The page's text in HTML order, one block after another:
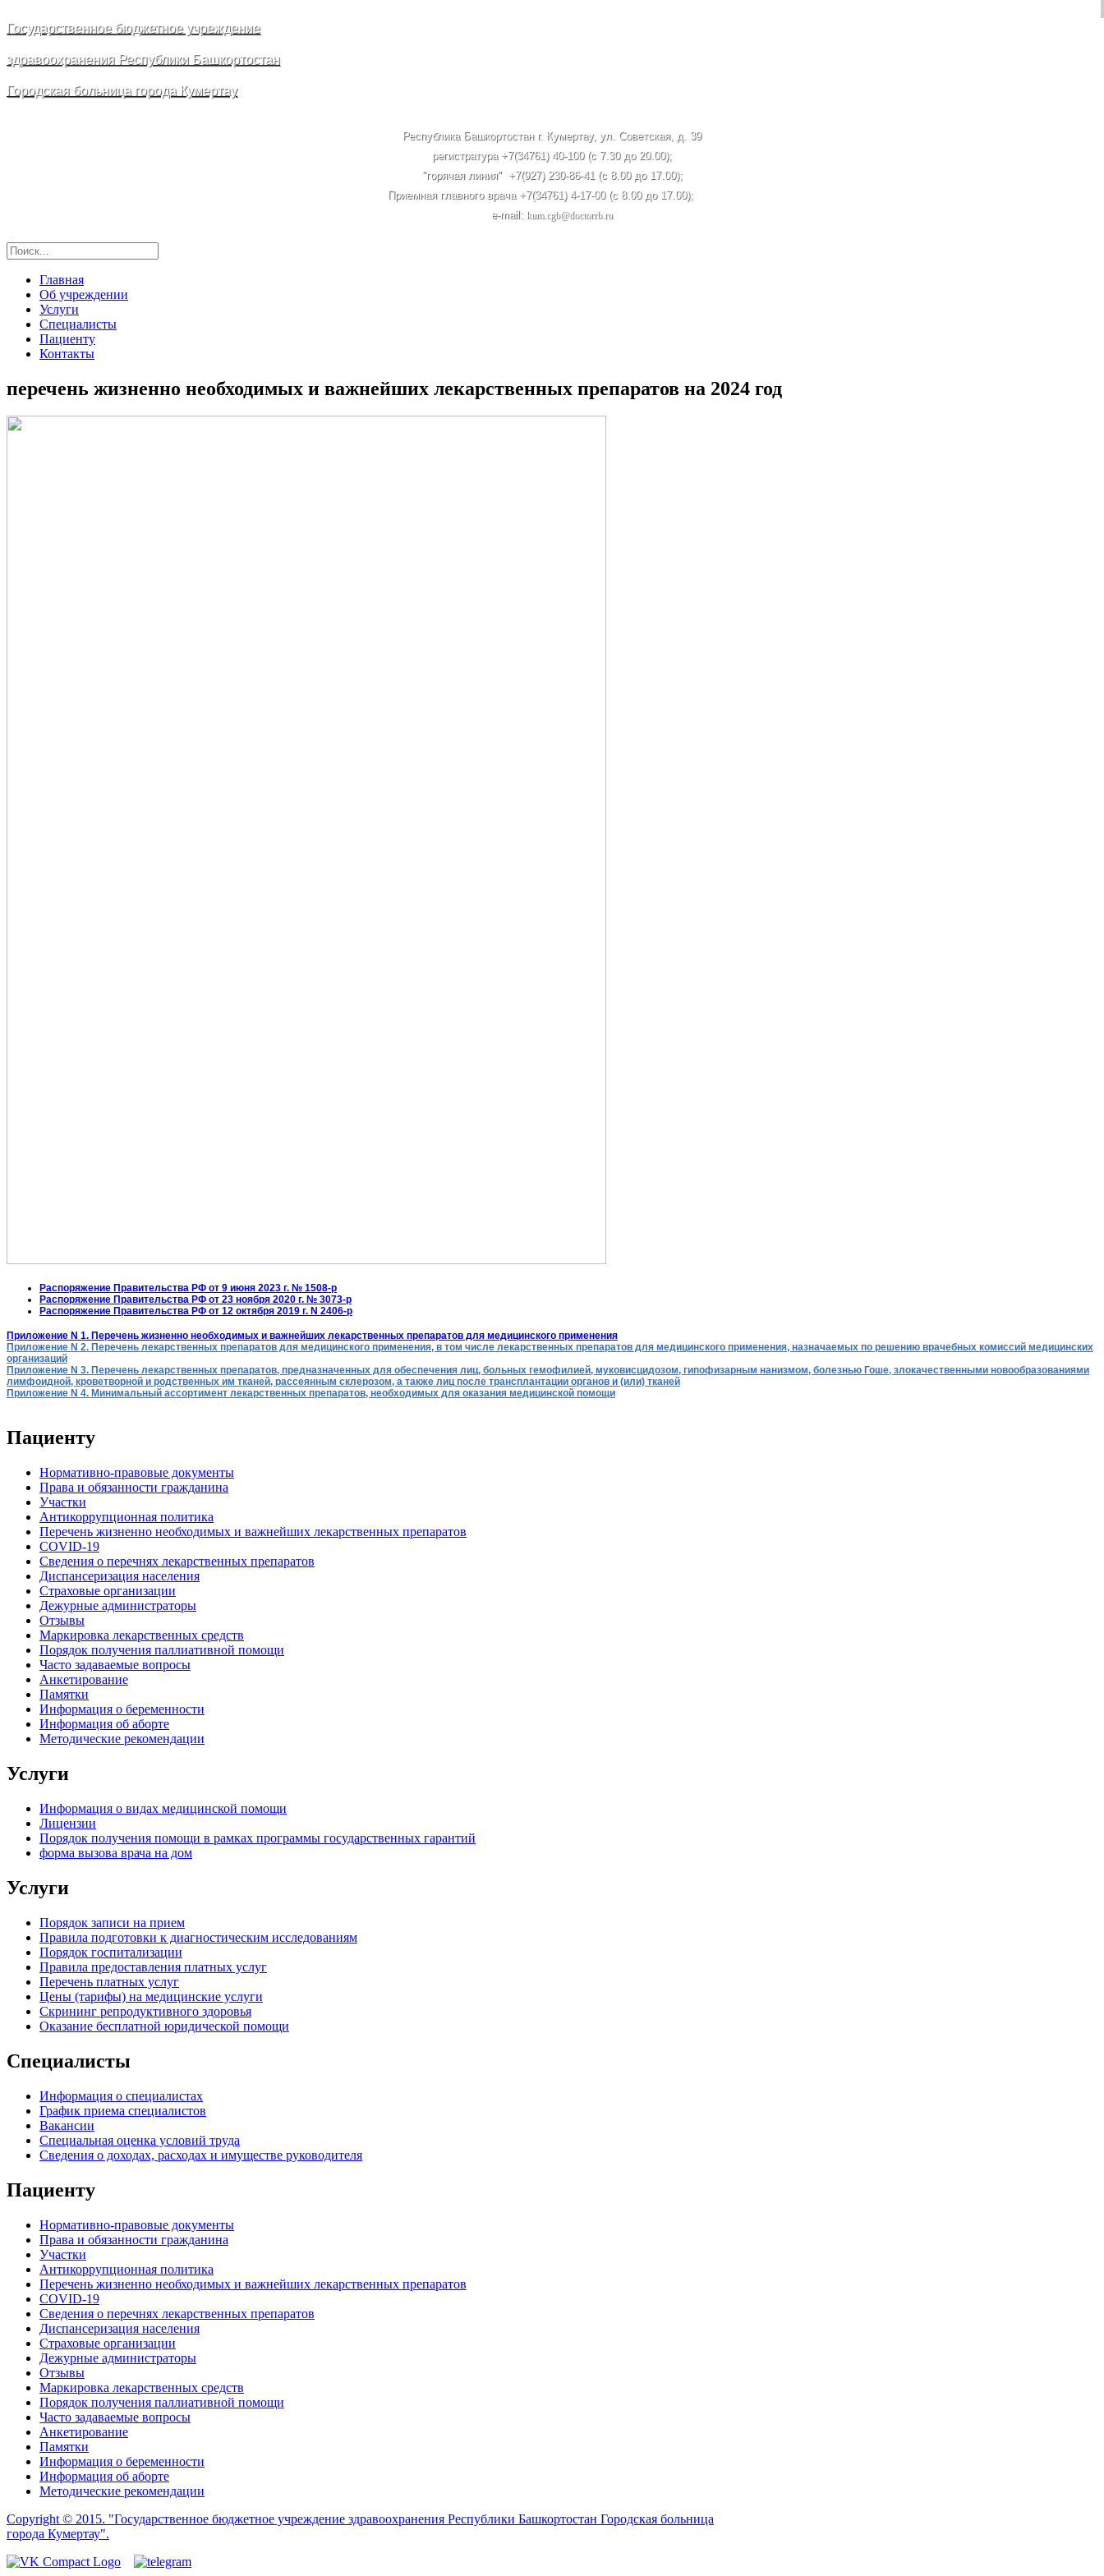
Государственное бюджетное учреждение
здравоохранения Республики Башкортостан
Городская больница города Кумертау
Республика Башкортостан г. Кумертау, ул. Советская, д. 39
регистратура +7(34761) 40-100 (c 7.30 до 20.00);
"горячая линия" +7(927) 230-86-41 (с 8.00 до 17.00);
Приемная главного врача +7(34761) 4-17-00 (с 8.00 до 17.00);
e-mail: kum.cgb@doctorrb.ru
Главная
Об учреждении
Услуги
Специалисты
Пациенту
Контакты
перечень жизненно необходимых и важнейших лекарственных препаратов на 2024 год
Распоряжение Правительства РФ от 9 июня 2023 г. № 1508-р
Распоряжение Правительства РФ от 23 ноября 2020 г. № 3073-р
Распоряжение Правительства РФ от 12 октября 2019 г. N 2406-р
Приложение N 1. Перечень жизненно необходимых и важнейших лекарственных препаратов для медицинского применения
Приложение N 2. Перечень лекарственных препаратов для медицинского применения, в том числе лекарственных препаратов для медицинского применения, назначаемых по решению врачебных комиссий медицинских
организаций
Приложение N 3. Перечень лекарственных препаратов, предназначенных для обеспечения лиц, больных гемофилией, муковисцидозом, гипофизарным нанизмом, болезнью Гоше, злокачественными новообразованиями
лимфоидной, кроветворной и родственных им тканей, рассеянным склерозом, а также лиц после трансплантации органов и (или) тканей
Приложение N 4. Минимальный ассортимент лекарственных препаратов, необходимых для оказания медицинской помощи
Пациенту
Нормативно-правовые документы
Права и обязанности гражданина
Участки
Антикоррупционная политика
Перечень жизненно необходимых и важнейших лекарственных препаратов
COVID-19
Сведения о перечнях лекарственных препаратов
Диспансеризация населения
Страховые организации
Дежурные администраторы
Отзывы
Маркировка лекарственных средств
Порядок получения паллиативной помощи
Часто задаваемые вопросы
Анкетирование
Памятки
Информация о беременности
Информация об аборте
Методические рекомендации
Услуги
Информация о видах медицинской помощи
Лицензии
Порядок получения помощи в рамках программы государственных гарантий
форма вызова врача на дом
Услуги
Порядок записи на прием
Правила подготовки к диагностическим исследованиям
Порядок госпитализации
Правила предоставления платных услуг
Перечень платных услуг
Цены (тарифы) на медицинские услуги
Скрининг репродуктивного здоровья
Оказание бесплатной юридической помощи
Специалисты
Информация о специалистах
График приема специалистов
Вакансии
Специальная оценка условий труда
Сведения о доходах, расходах и имуществе руководителя
Пациенту
Нормативно-правовые документы
Права и обязанности гражданина
Участки
Антикоррупционная политика
Перечень жизненно необходимых и важнейших лекарственных препаратов
COVID-19
Сведения о перечнях лекарственных препаратов
Диспансеризация населения
Страховые организации
Дежурные администраторы
Отзывы
Маркировка лекарственных средств
Порядок получения паллиативной помощи
Часто задаваемые вопросы
Анкетирование
Памятки
Информация о беременности
Информация об аборте
Методические рекомендации
Copyright © 2015. "Государственное бюджетное учреждение здравоохранения Республики Башкортостан Городская больница
города Кумертау".